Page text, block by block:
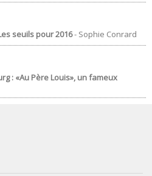
seuils pour 2016- Sophie Conrard
: «Au Père Louis», un fameux